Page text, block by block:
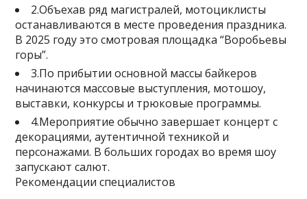
2.Объехав ряд магистралей, мотоциклисты
останавливаются в месте проведения праздника.
В 2025 году это смотровая площадка “Воробьевы
горы”.
3.По прибытии основной массы байкеров
начинаются массовые выступления, мотошоу,
выставки, конкурсы и трюковые программы.
4.Мероприятие обычно завершает концерт с
декорациями, аутентичной техникой и
персонажами. В больших городах во время шоу
запускают салют.
Рекомендации специалистов